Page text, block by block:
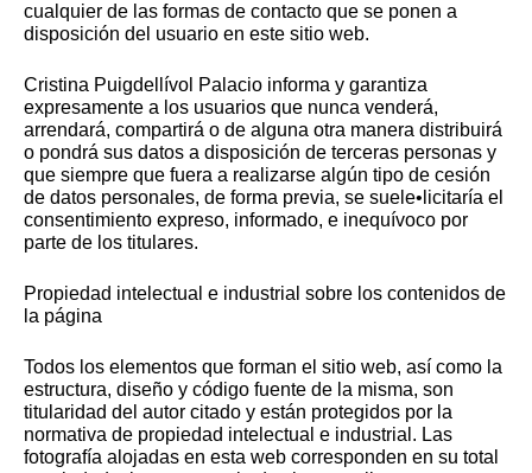
cualquier de las formas de contacto que se ponen a
disposición del usuario en este sitio web.
Cristina Puigdellívol Palacio informa y garantiza
expresamente a los usuarios que nunca venderá,
arrendará, compartirá o de alguna otra manera distribuirá
o pondrá sus datos a disposición de terceras personas y
que siempre que fuera a realizarse algún tipo de cesión
de datos personales, de forma previa, se suele•licitaría el
consentimiento expreso, informado, e inequívoco por
parte de los titulares.
Propiedad intelectual e industrial sobre los contenidos de
la página
Todos los elementos que forman el sitio web, así como la
estructura, diseño y código fuente de la misma, son
titularidad del autor citado y están protegidos por la
normativa de propiedad intelectual e industrial. Las
fotografía alojadas en esta web corresponden en su total